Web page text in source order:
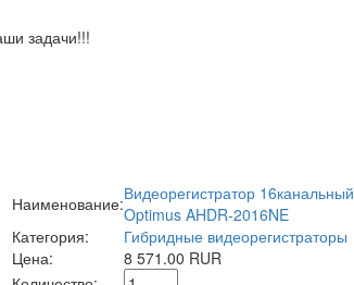
задачи!!!
Наименование:Видеорегистратор 16канальный
Optimus AHDR-2016NE
Категория:
Гибридные видеорегистраторы
Цена:
8 571.00 RUR